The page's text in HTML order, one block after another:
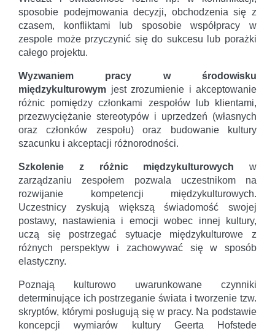
sposobie podejmowania decyzji, obchodzenia się z
czasem, konfliktami lub sposobie współpracy w
zespole może przyczynić się do sukcesu lub porażki
całego projektu.
Wyzwaniem pracy w środowisku
międzykulturowym jest zrozumienie i akceptowanie
różnic pomiędzy członkami zespołów lub klientami,
przezwyciężanie stereotypów i uprzedzeń (własnych
oraz członków zespołu) oraz budowanie kultury
szacunku i akceptacji różnorodności.
Szkolenie z różnic międzykulturowych w
zarządzaniu zespołem pozwala uczestnikom na
rozwijanie kompetencji międzykulturowych.
Uczestnicy zyskują większą świadomość swojej
postawy, nastawienia i emocji wobec innej kultury,
uczą się postrzegać sytuacje międzykulturowe z
różnych perspektyw i zachowywać się w sposób
elastyczny.
Poznają kulturowo uwarunkowane czynniki
determinujące ich postrzeganie świata i tworzenie tzw.
skryptów, którymi posługują się w pracy. Na podstawie
koncepcji wymiarów kultury Geerta Hofstede